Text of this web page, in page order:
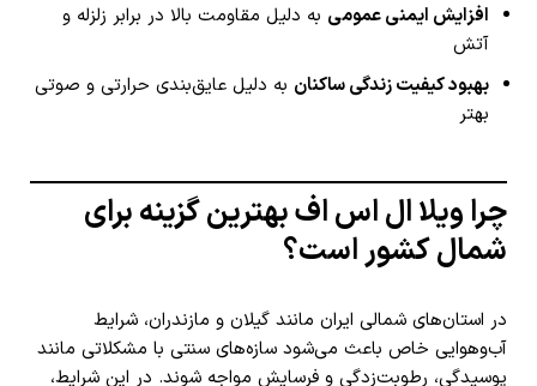
افزایش ایمنی عمومی به دلیل مقاومت بالا در برابر زلزله و
آتش
بهبود کیفیت زندگی ساکنان به دلیل عایق‌بندی حرارتی و صوتی
بهتر
چرا ویلا ال اس اف بهترین گزینه برای
شمال کشور است؟
در استان‌های شمالی ایران مانند گیلان و مازندران، شرایط
آب‌وهوایی خاص باعث می‌شود سازه‌های سنتی با مشکلاتی مانند
پوسیدگی، رطوبت‌زدگی و فرسایش مواجه شوند. در این شرایط،